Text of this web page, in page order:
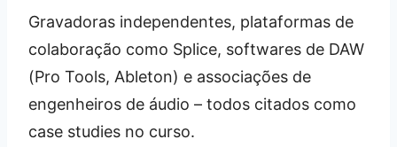
Gravadoras independentes, plataformas de
colaboração como Splice, softwares de DAW
(Pro Tools, Ableton) e associações de
engenheiros de áudio – todos citados como
case studies no curso.